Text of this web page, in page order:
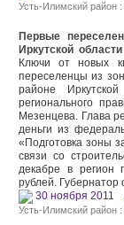
Усть-Илимский район
Первые
Иркутской
Ключи от новых
переселенцы из
районе
регионального
Мезенцева. Глава
деньги из
«Подготовка зоны
связи со
декабре в регион
рублей.
30 ноября 2011
Усть-Илимский район